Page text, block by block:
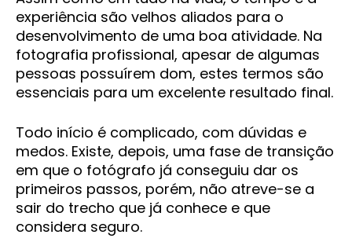
experiência são velhos aliados para o
desenvolvimento de uma boa atividade. Na
fotografia profissional, apesar de algumas
pessoas possuírem dom, estes termos são
essenciais para um excelente resultado final.
Todo início é complicado, com dúvidas e
medos. Existe, depois, uma fase de transição
em que o fotógrafo já conseguiu dar os
primeiros passos, porém, não atreve-se a
sair do trecho que já conhece e que
considera seguro.